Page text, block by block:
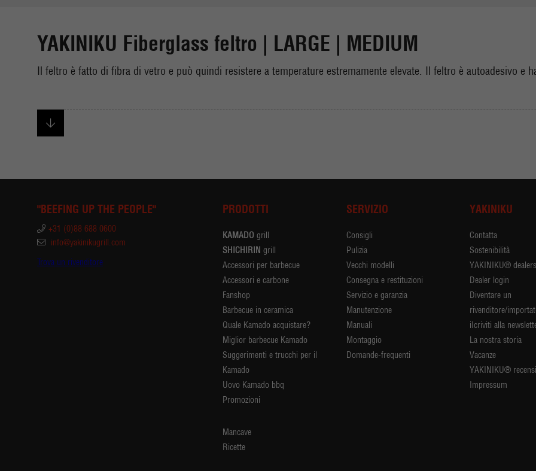
YAKINIKU Fiberglass feltro | LARGE | MEDIUM
Il feltro è fatto di fibra di vetro e può quindi resistere a temperature estremamente elevate. Il feltro è autoadesivo e
"BEEFING UP THE PEOPLE"
+31 (0)88 688 0600
info@yakinikugrill.com
Trova un rivenditore
PRODOTTI
KAMADO grill
SHICHIRIN grill
Accessori per barbecue
Accessori e carbone
Fanshop
Barbecue in ceramica
Quale Kamado acquistare?
Miglior barbecue Kamado
Suggerimenti e trucchi per il
Kamado
Uovo Kamado bbq
Promozioni
Mancave
Ricette
SERVIZIO
Consigli
Pulizia
Vecchi modelli
Consegna e restituzioni
Servizio e garanzia
Manutenzione
Manuali
Montaggio
Domande-frequenti
YAKINIKU
Contatta
Sostenibilità
YAKINIKU®
Dealer login
Diventare un
rivenditore/
iIcriviti alla
La nostra storia
Vacanze
YAKINIKU®
Impressum